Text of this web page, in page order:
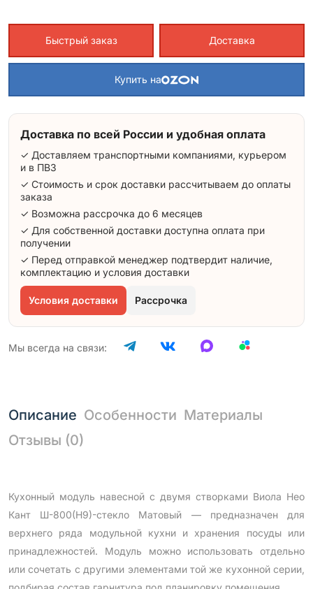
Быстрый заказ Доставка
Купить на
Доставка по всей России и удобная оплата
✓ Доставляем транспортными компаниями, курьером
и в ПВЗ
✓ Стоимость и срок доставки рассчитываем до оплаты
заказа
✓ Возможна рассрочка до 6 месяцев
✓ Для собственной доставки доступна оплата при
получении
✓ Перед отправкой менеджер подтвердит наличие,
комплектацию и условия доставки
Условия доставки Рассрочка
Мы всегда на связи:
Описание Особенности Материалы
Отзывы (0)
Кухонный модуль навесной с двумя створками Виола Нео
Кант Ш-800(Н9)-стекло Матовый — предназначен для
верхнего ряда модульной кухни и хранения посуды или
принадлежностей. Модуль можно использовать отдельно
или сочетать с другими элементами той же кухонной серии,